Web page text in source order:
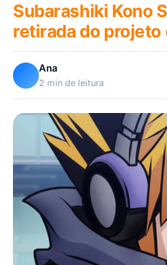
Subarashiki Kono
retirada do projeto
Ana
2 min de leitura